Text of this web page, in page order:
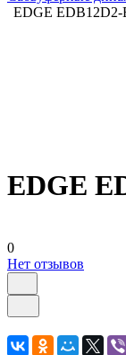
EDGE EDB12D2-
EDGE
0
Нет отзывов